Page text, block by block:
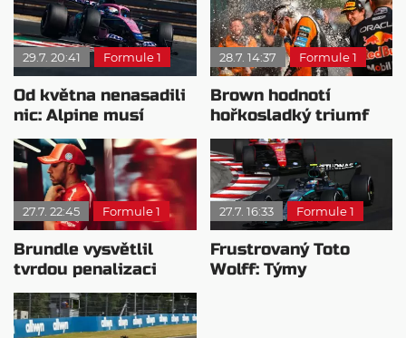
29.7. 20:41 Formule 1
Od května nenasadili
nic: Alpine musí
přidat, jinak prohraje
válku
28.7. 14:37 Formule 1
Brown hodnotí
hořkosladký triumf
McLarenu v
Maďarsku
27.7. 22:45 Formule 1
Brundle vysvětlil
tvrdou penalizaci
Hamiltona
27.7. 16:33 Formule 1
Frustrovaný Toto
Wolff: Týmy